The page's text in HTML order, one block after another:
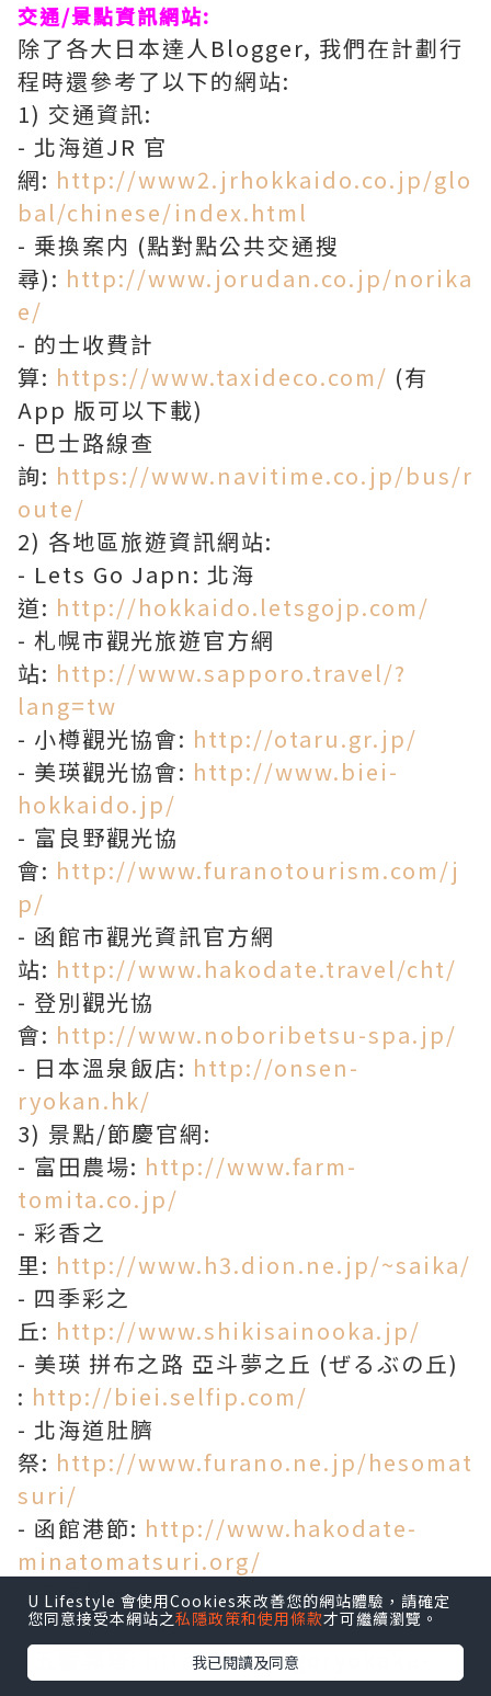
交通/景點資訊網站:
除了各大日本達人Blogger, 我們在計劃行
程時還參考了以下的網站:
1) 交通資訊:
- 北海道JR 官
網: http://www2.jrhokkaido.co.jp/glo
bal/chinese/index.html
- 乗換案内 (點對點公共交通搜
尋): http://www.jorudan.co.jp/norika
e/
- 的士收費計
算: https://www.taxideco.com/ (有
App 版可以下載)
- 巴士路線查
詢: https://www.navitime.co.jp/bus/r
oute/
2) 各地區旅遊資訊網站:
- Lets Go Japn: 北海
道: http://hokkaido.letsgojp.com/
- 札幌市觀光旅遊官方網
站: http://www.sapporo.travel/?
lang=tw
- 小樽觀光協會: http://otaru.gr.jp/
- 美瑛觀光協會: http://www.biei-
hokkaido.jp/
- 富良野觀光協
會: http://www.furanotourism.com/j
p/
- 函館市觀光資訊官方網
站: http://www.hakodate.travel/cht/
- 登別觀光協
會: http://www.noboribetsu-spa.jp/
- 日本溫泉飯店: http://onsen-
ryokan.hk/
3) 景點/節慶官網:
- 富田農場: http://www.farm-
tomita.co.jp/
- 彩香之
里: http://www.h3.dion.ne.jp/~saika/
- 四季彩之
丘: http://www.shikisainooka.jp/
- 美瑛 拼布之路 亞斗夢之丘 (ぜるぶの丘)
: http://biei.selfip.com/
- 北海道肚臍
祭: http://www.furano.ne.jp/hesomat
suri/
- 函館港節: http://www.hakodate-
minatomatsuri.org/
- 函館朝市:http://www.hakodate-
asaichi.com/
- 五稜郭塔:
http://www.goryokaku-
U Lifestyle 會使用Cookies來改善您的網站體驗，請確定
您同意接受本網站之私隱政策和使用條款才可繼續瀏覽。
我已閱讀及同意